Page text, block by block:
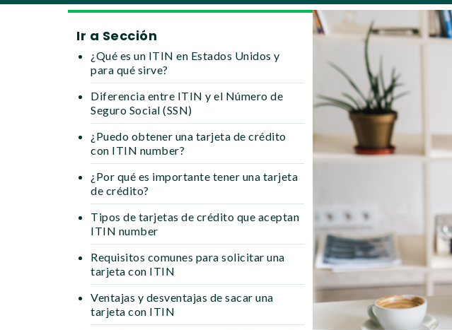
Ir a Sección
¿Qué es un ITIN en Estados Unidos y
para qué sirve?
Diferencia entre ITIN y el Número de
Seguro Social (SSN)
¿Puedo obtener una tarjeta de crédito
con ITIN number?
¿Por qué es importante tener una tarjeta
de crédito?
Tipos de tarjetas de crédito que aceptan
ITIN number
Requisitos comunes para solicitar una
tarjeta con ITIN
Ventajas y desventajas de sacar una
tarjeta con ITIN